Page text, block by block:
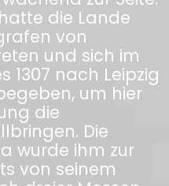
die Lande
von
und sich im
1307 nach Leipzig
um hier
die
Die
wurde ihm zur
von seinem